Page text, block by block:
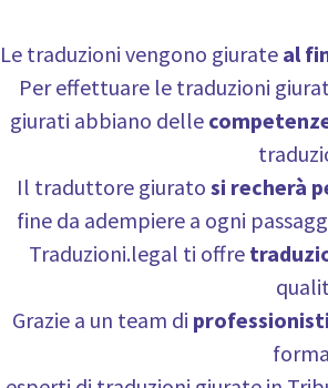
Le traduzioni vengono giurate al
Per effettuare le traduzioni
giurati abbiano delle
Il traduttore giurato si recherà
fine da adempiere a ogni
Traduzioni.legal ti offre
Grazie a un team di